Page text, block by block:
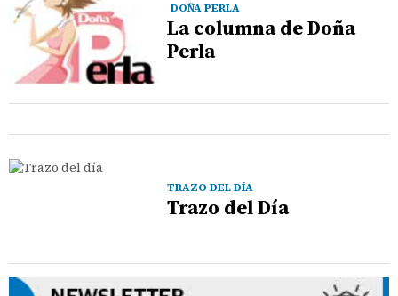
DOÑA PERLA
La columna de Doña
Perla
TRAZO DEL DÍA
Trazo del Día